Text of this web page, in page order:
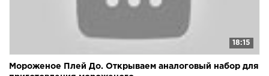
18:15
Мороженое Плей До. Открываем аналоговый набор для